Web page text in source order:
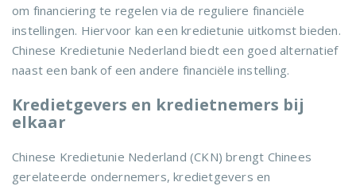
om financiering te regelen via de reguliere financiële
instellingen. Hiervoor kan een kredietunie uitkomst bieden.
Chinese Kredietunie Nederland biedt een goed alternatief
naast een bank of een andere financiële instelling.
Kredietgevers en kredietnemers bij
elkaar
Chinese Kredietunie Nederland (CKN) brengt Chinees
gerelateerde ondernemers, kredietgevers en